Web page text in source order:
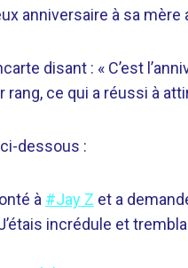
anniversaire à sa
disant : « C’est
ce qui a réussi à
dessous :
à #Jay Z et a
incrédule et